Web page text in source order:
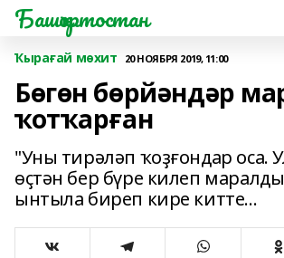
Башҡортостан
Ҡырағай мөхит 20 НОЯБРЯ 2019, 11:00
Бөгөн бөрйәндәр
ҡотҡарған
"Уны тирәләп ҡоҙғондар оса.
өҫтән бер бүре килеп
ынтыла биреп кире китте...